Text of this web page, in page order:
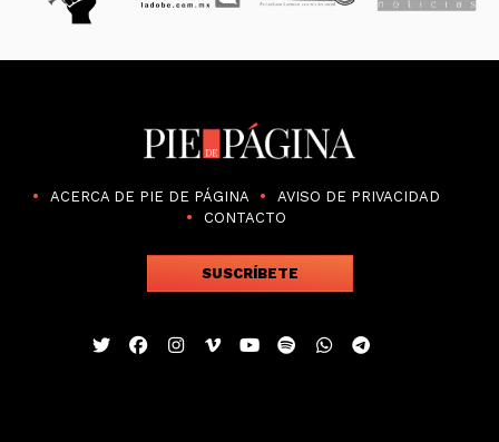
ACERCA DE PIE DE PÁGINA
AVISO DE PRIVACIDAD
CONTACTO
SUSCRÍBETE